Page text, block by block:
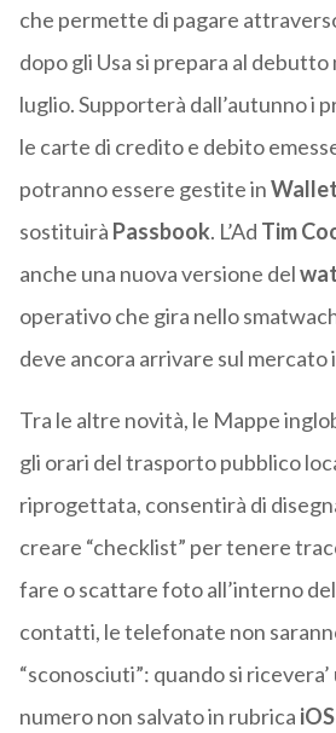
che permette di pagare
dopo gli Usa si prepara al debutto
luglio. Supporterà dall’autunno i
le carte di credito e debito
potranno essere gestite inWallet
sostituirà Passbook. L’Ad Tim
anche una nuova versione del
operativo che gira nello
deve ancora arrivare sul mercato
Tra le altre novità, le Mappe
gli orari del trasporto pubblico
riprogettata, consentirà di
creare “checklist” per tenere
fare o scattare foto all’interno
contatti, le telefonate non
“sconosciuti”: quando si
numero non salvato in rubrica